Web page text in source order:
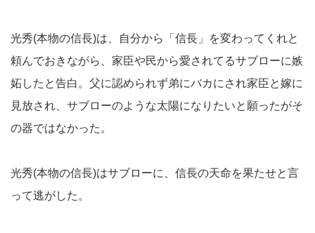
光秀(本物の信長)は、自分から「信長」を変わってくれと
頼んでおきながら、家臣や民から愛されてるサブローに嫉
妬したと告白。父に認められず弟にバカにされ家臣と嫁に
見放され、サブローのような太陽になりたいと願ったがそ
の器ではなかった。
光秀(本物の信長)はサブローに、信長の天命を果たせと言
って逃がした。